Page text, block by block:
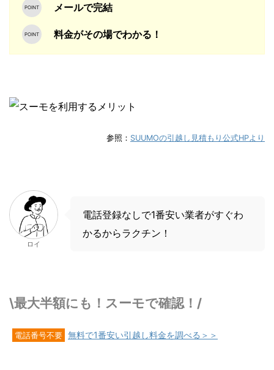
メールで完結
料金がその場でわかる！
参照： SUUMOの引越し見積もり公式HPより
ロイ
電話登録なしで1番安い業者がすぐわ
かるからラクチン！
\最大半額にも！スーモで確認！/
電話番号不要 無料で1番安い引越し料金を調べる＞＞